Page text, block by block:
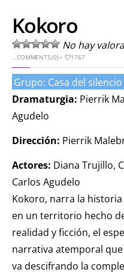
Kokoro
No hay
..COMMENTS (0)• 1767
Grupo: Casa del silencio
Dramaturgia: Pierrik
Agudelo
Dirección: Pierrik
Actores: Diana Trujillo,
Carlos Agudelo
Kokoro, narra la
en un territorio hecho
realidad y ficción, el
narrativa atemporal
va descifrando la